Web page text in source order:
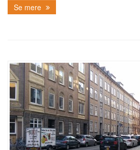
Se mere